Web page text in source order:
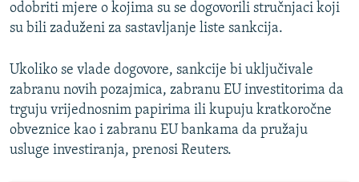
odobriti mjere o kojima su se dogovorili stručnjaci koji
su bili zaduženi za sastavljanje liste sankcija.
Ukoliko se vlade dogovore, sankcije bi uključivale
zabranu novih pozajmica, zabranu EU investitorima da
trguju vrijednosnim papirima ili kupuju kratkoročne
obveznice kao i zabranu EU bankama da pružaju
usluge investiranja, prenosi Reuters.